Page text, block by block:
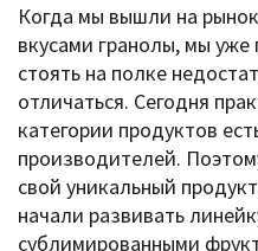
Когда мы вышли на
вкусами гранолы, мы
стоять на полке
отличаться. Сегодня
категории продуктов
производителей.
свой уникальный
начали развивать
сублимированными